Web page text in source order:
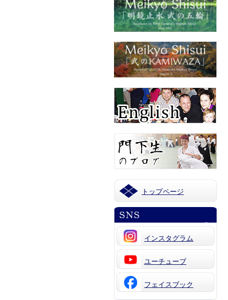
トップページ
インスタグラム
ユーチューブ
フェイスブック